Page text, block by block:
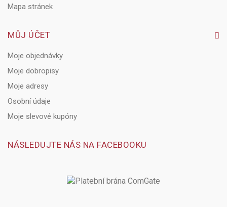
Mapa stránek
MŮJ ÚČET
Moje objednávky
Moje dobropisy
Moje adresy
Osobní údaje
Moje slevové kupóny
NÁSLEDUJTE NÁS NA FACEBOOKU